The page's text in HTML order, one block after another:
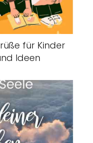
für Kinder
Ideen